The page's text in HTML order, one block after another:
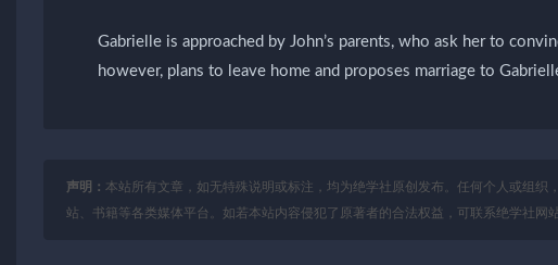
Gabrielle is approached by John’s parents, who ask her to
however, plans to leave home and proposes marriage to
声明： 本站所有文章，如无特殊说明或标注，均为绝学社原创发布。任何个人或组
站、书籍等各类媒体平台。如若本站内容侵犯了原著者的合法权益，可联系绝学社网